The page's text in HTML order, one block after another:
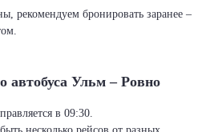
рекомендуем бронировать заранее –
автобуса Ульм – Ровно
в 09:30.